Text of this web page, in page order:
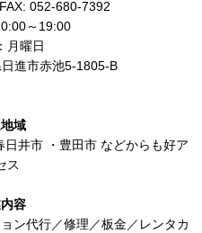
052-680-7392
～19:00
月曜日
進市赤池5-1805-B
域
日井市 ・ 豊田市 などからも好ア
ス
容
ン代行／修理／板金／レンタカ